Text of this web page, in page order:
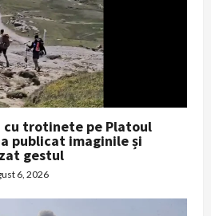
trotinete pe Platoul
publicat imaginile și
gestul
6, 2026